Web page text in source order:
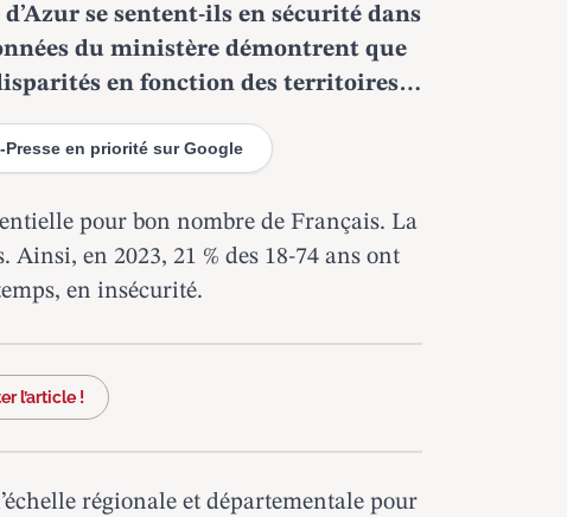
se sentent-ils en sécurité dans
du ministère démontrent que
en fonction des territoires…
en priorité sur Google
pour bon nombre de Français. La
en 2023, 21 % des 18-74 ans ont
en insécurité.
l’article !
régionale et départementale pour